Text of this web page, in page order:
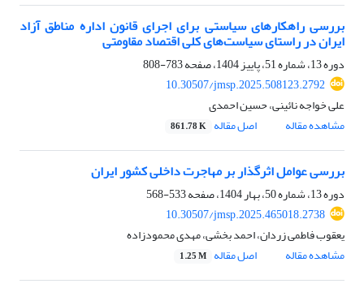
بررسی راهکارهای سیاستی برای اجرای قانون اداره مناطق آزاد
ایران در راستای سیاست‌های کلی اقتصاد مقاومتی
دوره 13، شماره 51، پاییز 1404، صفحه
783-808
10.30507/jmsp.2025.508123.2792
علی خواجه نائینی، حسین احمدی
مشاهده مقاله
اصل مقاله 861.78 K
بررسی عوامل اثرگذار بر مهاجرت داخلی کشور ایران
دوره 13، شماره 50، بهار 1404، صفحه
533-568
10.30507/jmsp.2025.465018.2738
یعقوب فاطمی زردان، احمد بخشی، مهدی محمودزاده
مشاهده مقاله
اصل مقاله 1.25 M